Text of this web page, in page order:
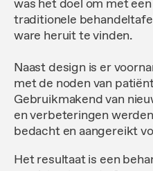
was het doel om met
traditionele
ware heruit te vinden.
Naast design is er
met de noden van
Gebruikmakend van
en verbeteringen
bedacht en aangereikt
Het resultaat is een